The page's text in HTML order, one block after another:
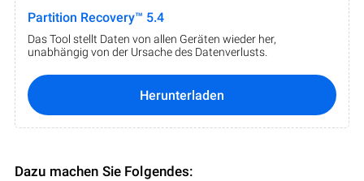
Partition Recovery™ 5.4
Das Tool stellt Daten von allen Geräten wieder her,
unabhängig von der Ursache des Datenverlusts.
Herunterladen
Dazu machen Sie Folgendes: